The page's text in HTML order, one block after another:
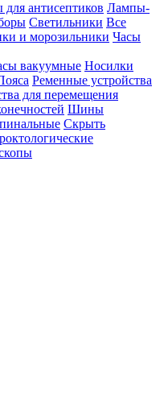
для антисептиков Лампы-
Светильники Все
и морозильники Часы
вакуумные Носилки
Ременные устройства
для перемещения
Шины
Скрыть